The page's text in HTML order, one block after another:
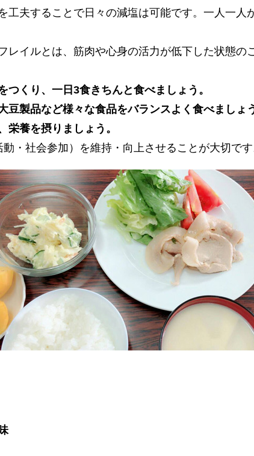
工夫することで日々の減塩は可能です。一人一人
レイルとは、筋肉や心身の活力が低下した状態の
くり、一日3食きちんと食べましょう。
豆製品など様々な食品をバランスよく食べましょ
養を摂りましょう。
・社会参加）を維持・向上させることが大切で